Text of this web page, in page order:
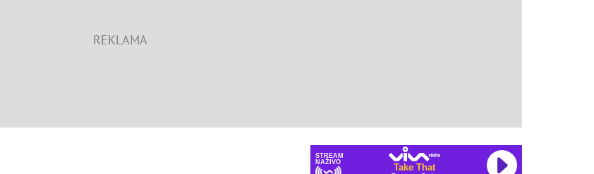
STREAM
NAŽIVO
Take That